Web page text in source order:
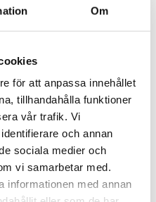
Om
för att anpassa innehållet
tillhandahålla funktioner
vår trafik. Vi
och annan
sociala medier och
vi samarbetar med.
informationen med annan
goes here
here
here